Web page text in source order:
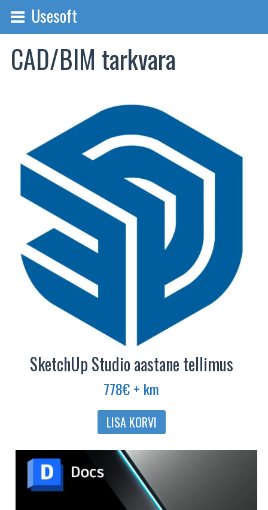
Usesoft
CAD/BIM tarkvara
SketchUp Studio aastane tellimus
778€+ km
LISA KORVI